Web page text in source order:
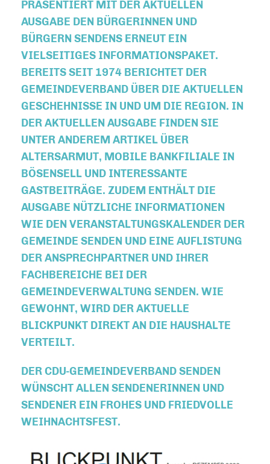
PRÄSENTIERT MIT DER AKTUELLEN
AUSGABE DEN BÜRGERINNEN UND
BÜRGERN SENDENS ERNEUT EIN
VIELSEITIGES INFORMATIONSPAKET.
BEREITS SEIT 1974 BERICHTET DER
GEMEINDEVERBAND ÜBER DIE AKTUELLEN
GESCHEHNISSE IN UND UM DIE REGION. IN
DER AKTUELLEN AUSGABE FINDEN SIE
UNTER ANDEREM ARTIKEL ÜBER
ALTERSARMUT, MOBILE BANKFILIALE IN
BÖSENSELL UND INTERESSANTE
GASTBEITRÄGE. ZUDEM ENTHÄLT DIE
AUSGABE NÜTZLICHE INFORMATIONEN
WIE DEN VERANSTALTUNGSKALENDER DER
GEMEINDE SENDEN UND EINE AUFLISTUNG
DER ANSPRECHPARTNER UND IHRER
FACHBEREICHE BEI DER
GEMEINDEVERWALTUNG SENDEN. WIE
GEWOHNT, WIRD DER AKTUELLE
BLICKPUNKT DIREKT AN DIE HAUSHALTE
VERTEILT.
DER CDU-GEMEINDEVERBAND SENDEN
WÜNSCHT ALLEN SENDENERINNEN UND
SENDENER EIN FROHES UND FRIEDVOLLE
WEIHNACHTSFEST.